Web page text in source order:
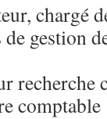
chargé
gestion
recherche
comptable